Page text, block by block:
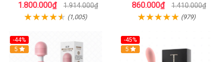
1.800.000₫ 1.914.000₫
(1,005)
860.000₫ 1.410.000₫
(979)
-44%
Hot
5
-45%
Hot
5